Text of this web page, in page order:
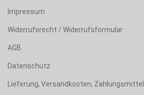
Impressum
Widerrufsrecht / Widerrufsformular
AGB
Datenschutz
Lieferung, Versandkosten, Zahlungsmittel